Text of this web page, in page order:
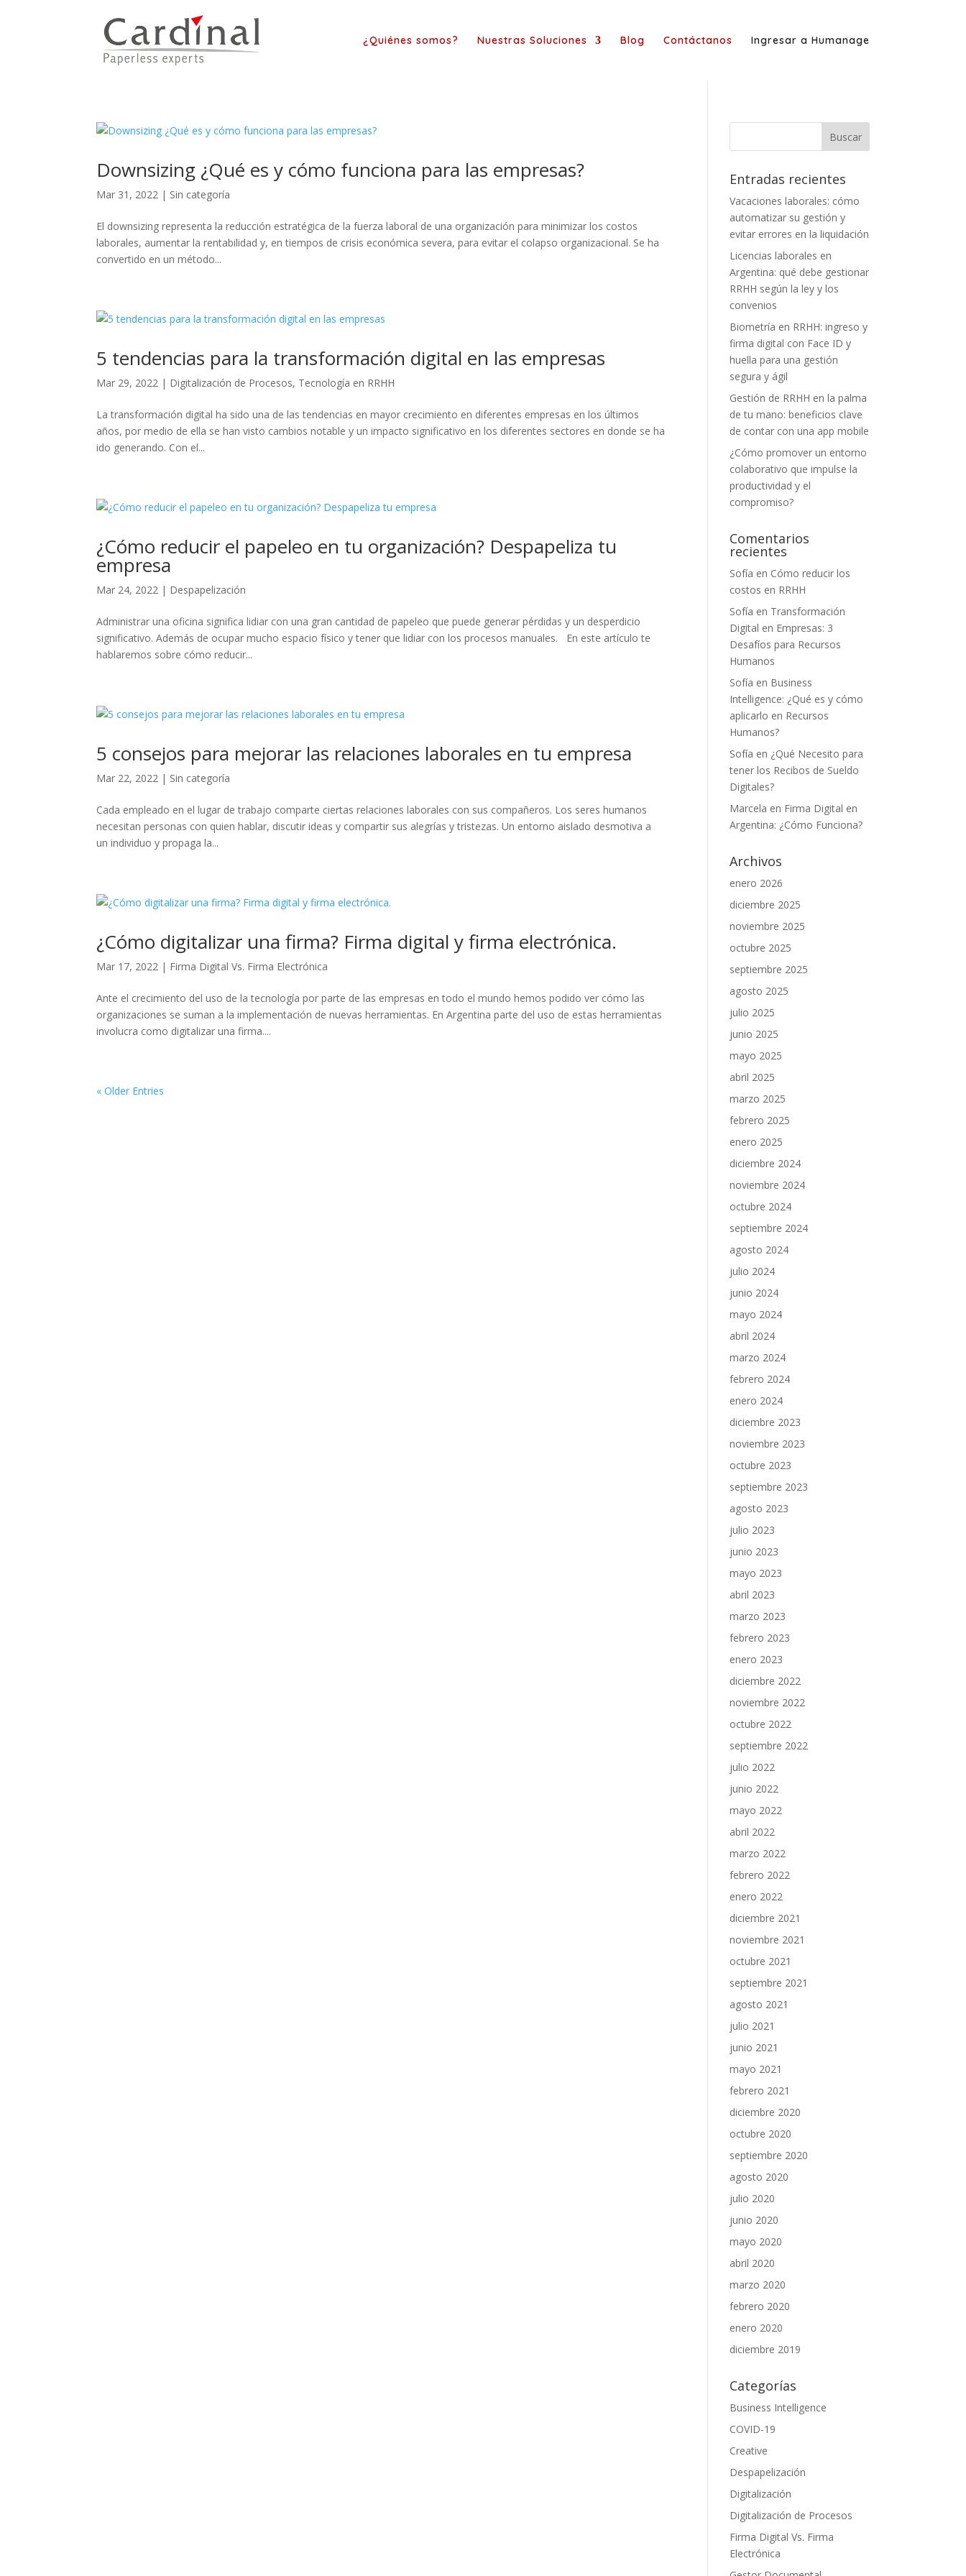
¿Quiénes somos? Nuestras Soluciones Blog Contáctanos Ingresar a Humanage
Downsizing ¿Qué es y cómo funciona para las empresas?
Mar 31, 2022 | Sin categoría
El downsizing representa la reducción estratégica de la fuerza laboral de una organización para minimizar los costos
laborales, aumentar la rentabilidad y, en tiempos de crisis económica severa, para evitar el colapso organizacional. Se ha
convertido en un método...
5 tendencias para la transformación digital en las empresas
Mar 29, 2022 | Digitalización de Procesos, Tecnología en RRHH
La transformación digital ha sido una de las tendencias en mayor crecimiento en diferentes empresas en los últimos
años, por medio de ella se han visto cambios notable y un impacto significativo en los diferentes sectores en donde se ha
ido generando. Con el...
¿Cómo reducir el papeleo en tu organización? Despapeliza tu
empresa
Mar 24, 2022 | Despapelización
Administrar una oficina significa lidiar con una gran cantidad de papeleo que puede generar pérdidas y un desperdicio
significativo. Además de ocupar mucho espacio físico y tener que lidiar con los procesos manuales. En este artículo te
hablaremos sobre cómo reducir...
5 consejos para mejorar las relaciones laborales en tu empresa
Mar 22, 2022 | Sin categoría
Cada empleado en el lugar de trabajo comparte ciertas relaciones laborales con sus compañeros. Los seres humanos
necesitan personas con quien hablar, discutir ideas y compartir sus alegrías y tristezas. Un entorno aislado desmotiva a
un individuo y propaga la...
¿Cómo digitalizar una firma? Firma digital y firma electrónica.
Mar 17, 2022 | Firma Digital Vs. Firma Electrónica
Ante el crecimiento del uso de la tecnología por parte de las empresas en todo el mundo hemos podido ver cómo las
organizaciones se suman a la implementación de nuevas herramientas. En Argentina parte del uso de estas herramientas
involucra como digitalizar una firma....
« Older Entries
Entradas recientes
Vacaciones laborales: cómo
automatizar su gestión y
evitar errores en la liquidación
Licencias laborales en
Argentina: qué debe gestionar
RRHH según la ley y los
convenios
Biometría en RRHH: ingreso y
firma digital con Face ID y
huella para una gestión
segura y ágil
Gestión de RRHH en la palma
de tu mano: beneficios clave
de contar con una app mobile
¿Cómo promover un entorno
colaborativo que impulse la
productividad y el
compromiso?
Comentarios
recientes
Sofía en Cómo reducir los
costos en RRHH
Sofía en Transformación
Digital en Empresas: 3
Desafíos para Recursos
Humanos
Sofía en Business
Intelligence: ¿Qué es y cómo
aplicarlo en Recursos
Humanos?
Sofía en ¿Qué Necesito para
tener los Recibos de Sueldo
Digitales?
Marcela en Firma Digital en
Argentina: ¿Cómo Funciona?
Archivos
enero 2026
diciembre 2025
noviembre 2025
octubre 2025
septiembre 2025
agosto 2025
julio 2025
junio 2025
mayo 2025
abril 2025
marzo 2025
febrero 2025
enero 2025
diciembre 2024
noviembre 2024
octubre 2024
septiembre 2024
agosto 2024
julio 2024
junio 2024
mayo 2024
abril 2024
marzo 2024
febrero 2024
enero 2024
diciembre 2023
noviembre 2023
octubre 2023
septiembre 2023
agosto 2023
julio 2023
junio 2023
mayo 2023
abril 2023
marzo 2023
febrero 2023
enero 2023
diciembre 2022
noviembre 2022
octubre 2022
septiembre 2022
julio 2022
junio 2022
mayo 2022
abril 2022
marzo 2022
febrero 2022
enero 2022
diciembre 2021
noviembre 2021
octubre 2021
septiembre 2021
agosto 2021
julio 2021
junio 2021
mayo 2021
febrero 2021
diciembre 2020
octubre 2020
septiembre 2020
agosto 2020
julio 2020
junio 2020
mayo 2020
abril 2020
marzo 2020
febrero 2020
enero 2020
diciembre 2019
Categorías
Business Intelligence
COVID-19
Creative
Despapelización
Digitalización
Digitalización de Procesos
Firma Digital Vs. Firma
Electrónica